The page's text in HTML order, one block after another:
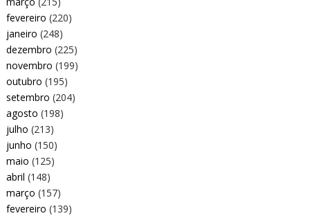
fevereiro (220)
janeiro (248)
dezembro (225)
novembro (199)
outubro (195)
setembro (204)
agosto (198)
julho (213)
junho (150)
maio (125)
abril (148)
março (157)
fevereiro (139)